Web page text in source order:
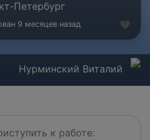
Петербург
9 месяцев назад
Нурминский Виталий
к работе: